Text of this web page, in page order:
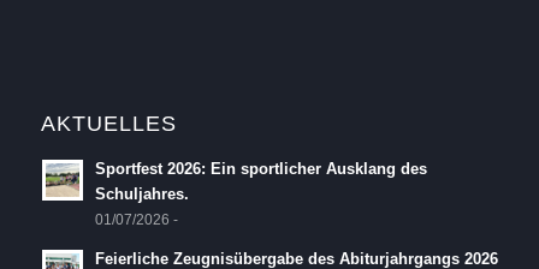
AKTUELLES
Sportfest 2026: Ein sportlicher Ausklang des
Schuljahres.
01/07/2026 -
Feierliche Zeugnisübergabe des Abiturjahrgangs 2026